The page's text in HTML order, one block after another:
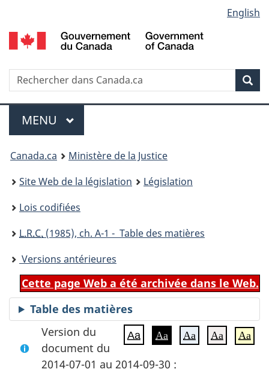
au
contenu
propos
de
la
HTML
simplifiée
selection
English
Recherche
Menu
MENU PRINCIPAL
You
are
here:
Canada.ca
Ministère de la Justice
Site Web de la législation
Législation
Lois codifiées
L.R.C. (1985), ch. A-1 - Table des matières
Versions antérieures
Cette page Web a été archivée dans le Web.
Table des matières
Aa Aa Aa Aa Aa
Version du
document du
2014-07-01 au 2014-09-30 :